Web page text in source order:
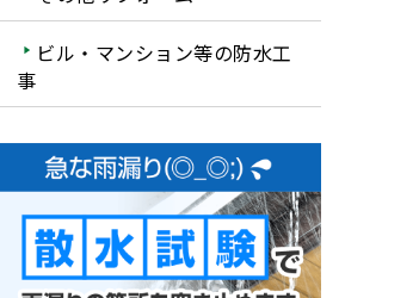
ビル・マンション等の防水工
事